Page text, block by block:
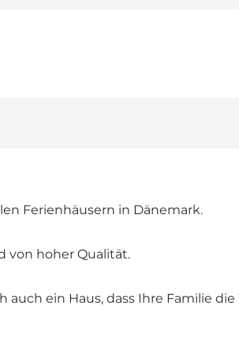
Ferienhäusern in Dänemark.
von hoher Qualität.
auch ein Haus, dass Ihre Familie